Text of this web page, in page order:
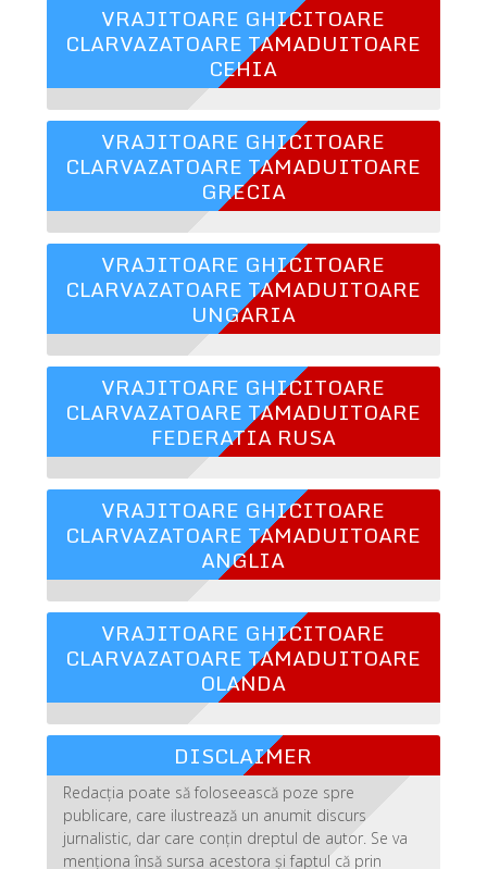
VRAJITOARE GHICITOARE
CLARVAZATOARE TAMADUITOARE
CEHIA
VRAJITOARE GHICITOARE
CLARVAZATOARE TAMADUITOARE
GRECIA
VRAJITOARE GHICITOARE
CLARVAZATOARE TAMADUITOARE
UNGARIA
VRAJITOARE GHICITOARE
CLARVAZATOARE TAMADUITOARE
FEDERATIA RUSA
VRAJITOARE GHICITOARE
CLARVAZATOARE TAMADUITOARE
ANGLIA
VRAJITOARE GHICITOARE
CLARVAZATOARE TAMADUITOARE
OLANDA
DISCLAIMER
Redacția poate să foloseească poze spre
publicare, care ilustrează un anumit discurs
jurnalistic, dar care conțin dreptul de autor. Se va
menționa însă sursa acestora și faptul că prin